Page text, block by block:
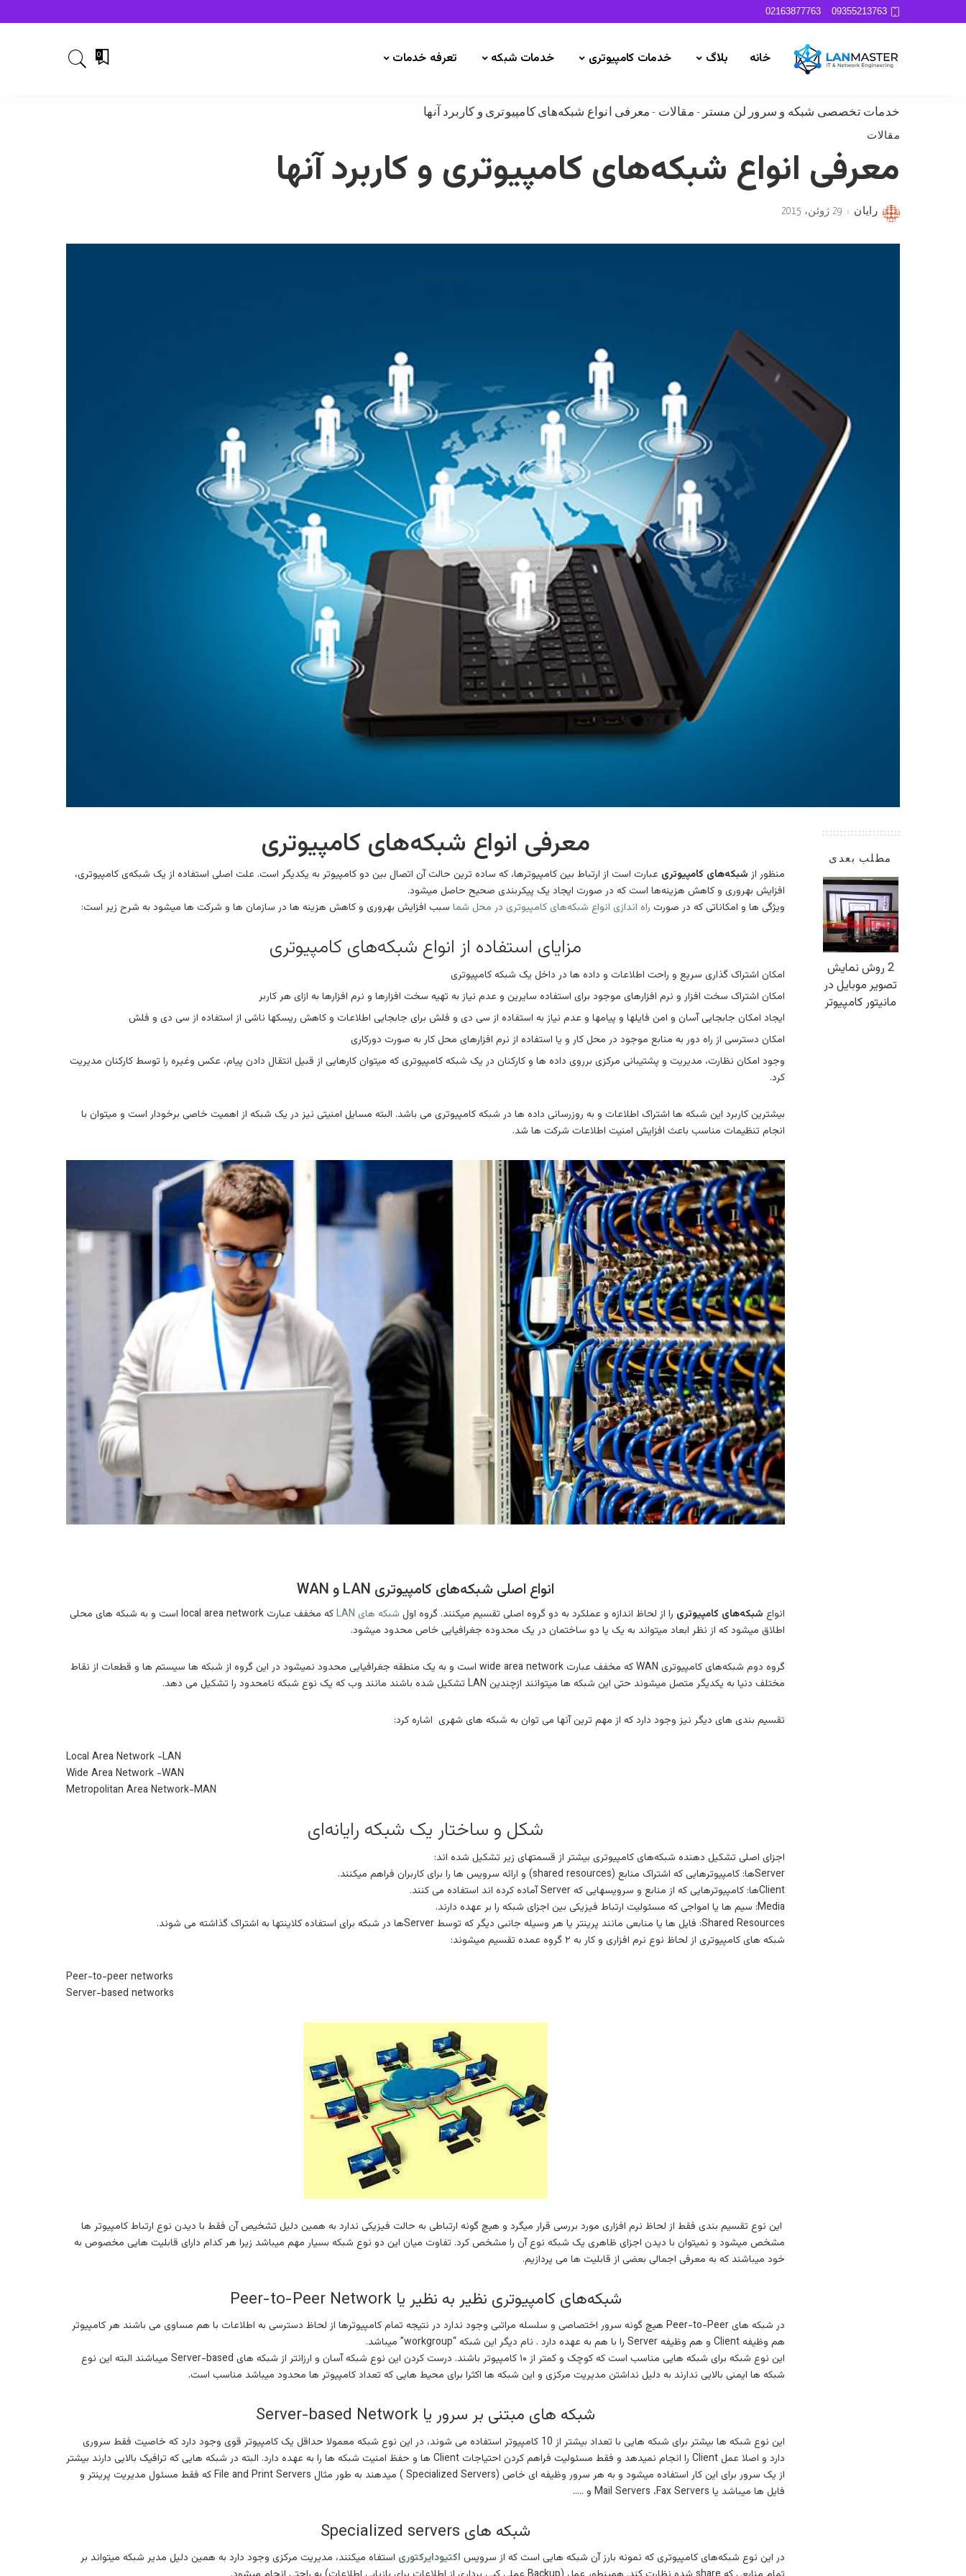
09355213763
02163877763
خانه بلاگ خدمات کامپیوتری خدمات شبکه تعرفه خدمات 0
خدمات تخصصی شبکه و سرور لن مستر - مقالات - معرفی انواع شبکه‌های کامپیوتری و کاربرد آنها
مقالات
معرفی انواع شبکه‌های کامپیوتری و کاربرد آنها
Posted
رایان 29 ژوئن، 2015
مطلب بعدی
2 روش نمایش
تصویر موبایل در
مانیتور کامپیوتر
معرفی انواع شبکه‌های کامپیوتری
منظور از شبکه‌های کامپیوتری عبارت است از ارتباط بین کامپیوترها، که ساده ترین حالت آن اتصال بین دو کامپیوتر به یکدیگر است. علت اصلی استفاده از یک شبکه‌ی کامپیوتری،
افزایش بهروری و کاهش هزینه‌ها است که در صورت ایجاد یک پیکربندی صحیح حاصل میشود.
ویژگی ها و امکاناتی که در صورت راه اندازی انواع شبکه‌های کامپیوتری در محل شما سبب افزایش بهروری و کاهش هزینه ها در سازمان ها و شرکت ها میشود به شرح زیر است:
مزایای استفاده از انواع شبکه‌های کامپیوتری
امکان اشتراک گذاری سریع و راحت اطلاعات و داده ها در داخل یک شبکه کامپیوتری
امکان اشتراک سخت افزار و نرم افزارهای موجود برای استفاده سایرین و عدم نیاز به تهیه سخت افزارها و نرم افزارها به ازای هر کاربر
ایجاد امکان جابجایی آسان و امن فایلها و پیامها و عدم نیاز به استفاده از سی دی و فلش برای جابجایی اطلاعات و کاهش ریسکها ناشی از استفاده از سی دی و فلش
امکان دسترسی از راه دور به منابع موجود در محل کار و یا استفاده از نرم افزارهای محل کار به صورت دورکاری
وجود امکان نظارت، مدیریت و پشتیبانی مرکزی برروی داده ها و کارکنان در یک شبکه کامپیوتری که میتوان کارهایی از قبیل انتقال دادن پیام، عکس وغیره را توسط کارکنان مدیریت
کرد.
بیشترین کاربرد این شبکه ها اشتراک اطلاعات و به روزرسانی داده ها در شبکه کامپیوتری می باشد. البته مسایل امنیتی نیز در یک شبکه از اهمیت خاصی برخودار است و میتوان با
انجام تنظیمات مناسب باعث افزایش امنیت اطلاعات شرکت ها شد.
انواع اصلی شبکه‌های کامپیوتری LAN و WAN
انواع شبکه‌های کامپیوتری را از لحاظ اندازه و عملکرد به دو گروه اصلی تقسیم میکنند. گروه اول شبکه های LAN
که مخفف عبارت local area network است و به شبکه های محلی
اطلاق میشود که از نظر ابعاد میتواند به یک یا دو ساختمان در یک محدوده جغرافیایی خاص محدود میشود.
گروه دوم شبکه‌های کامپیوتری WAN که مخفف عبارت wide area network است و به یک منطقه جغرافیایی محدود نمیشود در این گروه از شبکه ها سیستم ها و قطعات از نقاط
مختلف دنیا به یکدیگر متصل میشوند حتی این شبکه ها میتوانند ازچندین LAN تشکیل شده باشند مانند وب که یک نوع شبکه نامحدود را تشکیل می دهد.
تقسیم بندی های دیگر نیز وجود دارد که از مهم ترین آنها می توان به شبکه های شهری اشاره کرد:
Local Area Network -LAN
Wide Area Network -WAN
Metropolitan Area Network-MAN
شکل و ساختار یک شبکه رایانه‌ای
اجزای اصلی تشکیل دهنده شبکه‌های کامپیوتری بیشتر از قسمتهای زیر تشکیل شده اند:
Serverها: کامپیوترهایی که اشتراک منابع (shared resources) و ارائه سرویس ها را برای کاربران فراهم میکنند.
Clientها: کامپیوترهایی که از منابع و سرویسهایی که Server آماده کرده اند استفاده می کنند.
Media: سیم ها یا امواجی که مسئولیت ارتباط فیزیکی بین اجزای شبکه را بر عهده دارند.
Shared Resources: فایل ها یا منابعی مانند پرینتر یا هر وسیله جانبی دیگر که توسط Serverها در شبکه برای استفاده کلاینتها به اشتراک گذاشته می شوند.
شبکه های کامپیوتری از لحاظ نوع نرم افزاری و کار به ۲ گروه عمده تقسیم میشوند:
Peer-to-peer networks
Server-based networks
این نوع تقسیم بندی فقط از لحاظ نرم افزاری مورد بررسی قرار میگرد و هیچ گونه ارتباطی به حالت فیزیکی ندارد به همین دلیل تشخیص آن فقط با دیدن نوع ارتباط کامپیوتر ها
مشخص میشود و نمیتوان با دیدن اجزای ظاهری یک شبکه نوع آن را مشخص کرد. تفاوت میان این دو نوع شبکه بسیار مهم میباشد زیرا هر کدام دارای قابلیت هایی مخصوص به
خود میباشند که به معرفی اجمالی بعضی از قابلیت ها می پردازیم.
شبکه‌های کامپیوتری نظیر به نظیر یا Peer-to-Peer Network
در شبکه های Peer-to-Peer هیچ گونه سرور اختصاصی و سلسله مراتبی وجود ندارد در نتیجه تمام کامپیوترها از لحاظ دسترسی به اطلاعات با هم مساوی می باشند هر کامپیوتر
هم وظیفه Client و هم وظیفه Server را با هم به عهده دارد . نام دیگر این شبکه “workgroup” میباشد.
این نوع شبکه برای شبکه هایی مناسب است که کوچک و کمتر از ۱۰ کامپیوتر باشند. درست کردن این نوع شبکه آسان و ارزانتر از شبکه های Server-based میباشند البته این نوع
شبکه ها ایمنی بالایی ندارند به دلیل نداشتن مدیریت مرکزی و این شبکه ها اکثرا برای محیط هایی که تعداد کامپیوتر ها محدود میباشد مناسب است.
شبکه های مبتنی بر سرور یا Server-based Network
این نوع شبکه ها بیشتر برای شبکه هایی با تعداد بیشتر از 10 کامپیوتر استفاده می شوند، در این نوع شبکه معمولا حداقل یک کامپیوتر قوی وجود دارد که خاصیت فقط سروری
دارد و اصلا عمل Client را انجام نمیدهد و فقط مسئولیت فراهم کردن احتیاجات Client ها و حفظ امنیت شبکه ها را به عهده دارد. البته در شبکه هایی که ترافیک بالایی دارند بیشتر
از یک سرور برای این کار استفاده میشود و به هر سرور وظیفه ای خاص (Specialized Servers ) میدهند به طور مثال File and Print Servers که فقط مسئول مدیریت پرینتر و
فایل ها میباشد یا Mail Servers ،Fax Servers و …..
شبکه های Specialized servers
در این نوع شبکه‌های کامپیوتری که نمونه بارز آن شبکه هایی است که از سرویس اکتیودایرکتوری استفاه میکنند، مدیریت مرکزی وجود دارد به همین دلیل مدیر شبکه میتواند بر